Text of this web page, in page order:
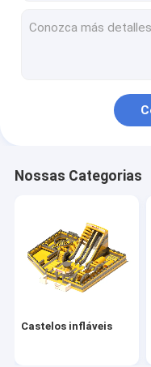
Arcos infláveis
Castelos de água
parque inflável da
Slide do Castelo de
Nossas Categorias
Castelos infláveis